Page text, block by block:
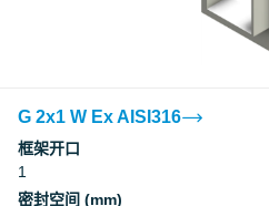
G 2x1 W Ex AISI316
框架开口
1
密封空间 (mm)